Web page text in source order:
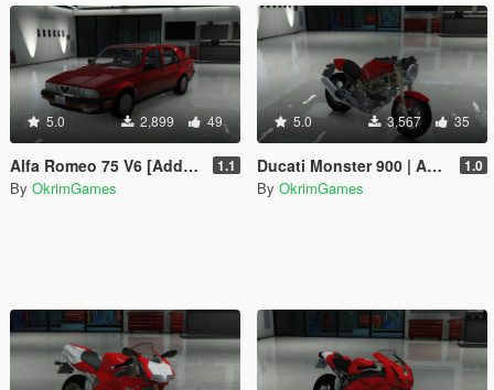
5.0 2,899 49
Alfa Romeo 75 V6 [Add-On] 1.1
By OkrimGames
5.0 3,567 35
Ducati Monster 900 | Add-on | Tuning 1.0
By OkrimGames